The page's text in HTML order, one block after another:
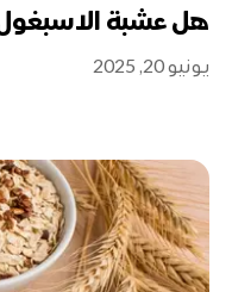
هل عشبة الاسبغول
يونيو 20, 2025